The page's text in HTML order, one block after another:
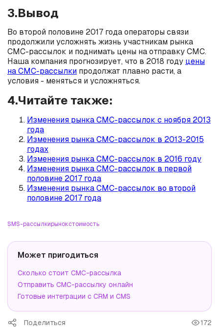
3.Вывод
Во второй половине 2017 года операторы связи
продолжили усложнять жизнь участникам рынка
СМС-рассылок и поднимать цены на отправку СМС.
Наша компания прогнозирует, что в 2018 году цены
на СМС-рассылки продолжат плавно расти, а
условия - меняться и усложняться.
4.Читайте также:
Изменения рынка СМС-рассылок с ноября 2013
года
Изменения рынка СМС-рассылок в 2013-2015
годах
Изменения рынка СМС-рассылок в 2016 году
Изменения рынка СМС-рассылок в первой
половине 2017 года
Изменения рынка СМС-рассылок во второй
половине 2017 года
SMS-рассылкирынокстоимость
Может пригодиться
Сколько стоит СМС-рассылка
Отправить СМС-рассылку онлайн
Готовые интеграции с CRM и CMS
Поделиться 172